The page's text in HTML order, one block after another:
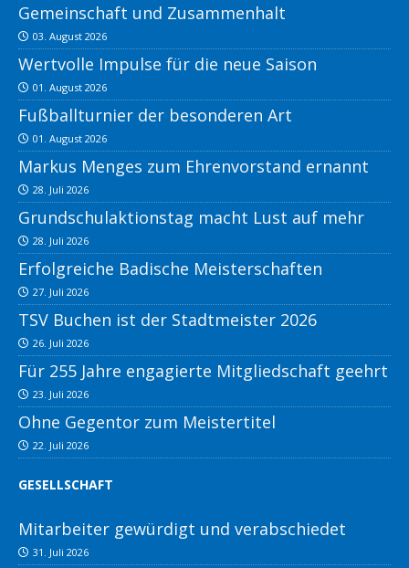
Gemeinschaft und Zusammenhalt
03. August 2026
Wertvolle Impulse für die neue Saison
01. August 2026
Fußballturnier der besonderen Art
01. August 2026
Markus Menges zum Ehrenvorstand ernannt
28. Juli 2026
Grundschulaktionstag macht Lust auf mehr
28. Juli 2026
Erfolgreiche Badische Meisterschaften
27. Juli 2026
TSV Buchen ist der Stadtmeister 2026
26. Juli 2026
Für 255 Jahre engagierte Mitgliedschaft geehrt
23. Juli 2026
Ohne Gegentor zum Meistertitel
22. Juli 2026
GESELLSCHAFT
Mitarbeiter gewürdigt und verabschiedet
31. Juli 2026